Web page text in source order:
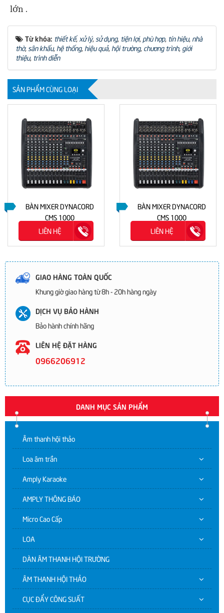
lớn .
Từ khóa: thiết kế,xử lý, sử dụng, tiện lợi, phù hợp, tín hiệu, nhà
thờ, sân khấu, hệ thống, hiệu quả, hội trường, chương trình, giới
thiệu, trình diễn
SẢN PHẨM CÙNG LOẠI
BÀN MIXER DYNACORD
CMS 1000
LIÊN HỆ
BÀN MIXER DYNACORD
CMS 1000
LIÊN HỆ
GIAO HÀNG TOÀN QUỐC
Khung giờ giao hàng từ 8h - 20h hàng ngày
DỊCH VỤ BẢO HÀNH
Bảo hành chính hãng
LIÊN HỆ ĐẶT HÀNG
0966206912
DANH MỤC SẢN PHẨM
Âm thanh hội thảo
Loa âm trần
Amply Karaoke
AMPLY THÔNG BÁO
Micro Cao Cấp
LOA
DÀN ÂM THANH HỘI TRƯỜNG
ÂM THANH HỘI THẢO
CỤC ĐẨY CÔNG SUẤT